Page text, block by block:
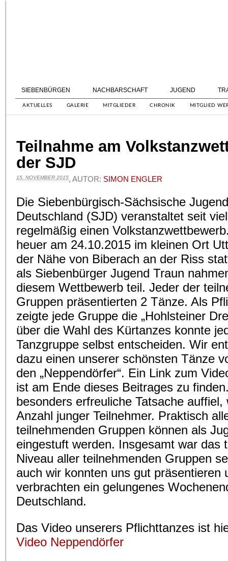
SIEBENBÜRGEN NACHBARSCHAFT JUGEND
AKTUELLES GALERIE MITGLIEDER CHRONIK MITGLIED
Teilnahme am
der SJD
15. NOVEMBER 2015, AUTOR: SIMON ENGLER
Die Siebenbürgisch-Sächsische
Deutschland (SJD) veranstaltet seit
regelmäßig einen
heuer am 24.10.2015 im kleinen Ort
der Nähe von Biberach an der Riss
als Siebenbürger Jugend Traun
diesem Wettbewerb teil. Jeder der
Gruppen präsentierten 2 Tänze. Als
zeigte jede Gruppe die „Hohlsteiner
über die Wahl des Kürtanzes konnte
Tanzgruppe selbst entscheiden. Wir
dazu einen unserer schönsten Tänze
den „Neppendörfer“. Ein Link zum
ist am Ende dieses Beitrages zu
besonders erfreuliche Tatsache auffiel,
Anzahl junger Teilnehmer. Praktisch
teilnehmenden Gruppen können als
eingestuft werden. Insgesamt war das
Niveau aller teilnehmenden Gruppen
auch wir konnten uns gut präsentieren
verbrachten ein gelungenes
Deutschland.
Das Video unserers Pflichttanzes ist
Video Neppendörfer